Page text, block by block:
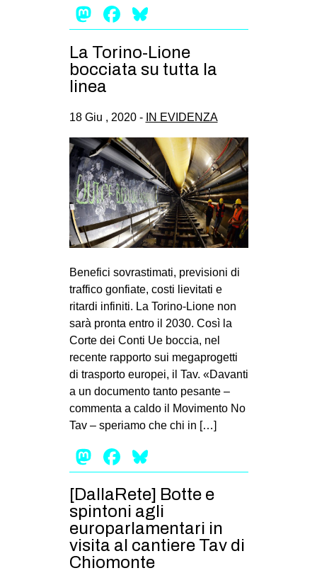
REPRESSIONE
CULTURE
CINEMA
MANIFESTI
MUSICA
RECENSIONI
INTERNAZIONALE
AFRICA
AMERICHE
ESTREMO ORIENTE
MEDIO ORIENTE
MONDO
EVENTI
in
tw
ms
Mastodon
Facebook
La Torino-Lione
bocciata su tutta la
linea
18 Giu , 2020 - IN EVIDENZA
Benefici sovrastimati, previsioni di
traffico gonfiate, costi lievitati e
ritardi infiniti. La Torino-Lione non
sarà pronta entro il 2030. Così la
Corte dei Conti Ue boccia, nel
recente rapporto sui megaprogetti
di trasporto europei, il Tav. «Davanti
a un documento tanto pesante –
commenta a caldo il Movimento No
Tav – speriamo che chi in […]
Mastodon
Facebook
[DallaRete] Botte e
spintoni agli
europarlamentari in
visita al cantiere Tav di
Chiomonte